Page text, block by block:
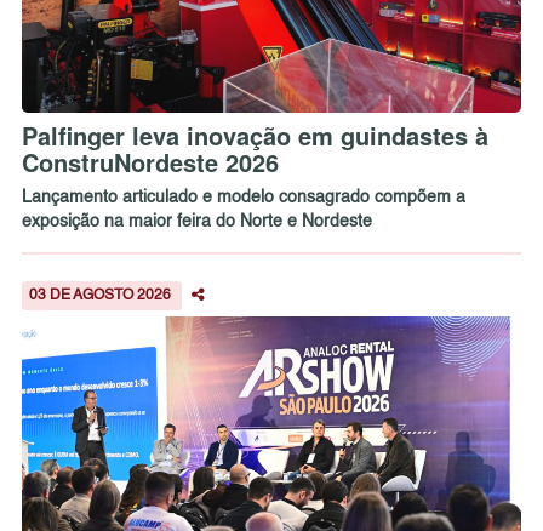
Palfinger leva inovação em guindastes à
ConstruNordeste 2026
Lançamento articulado e modelo consagrado compõem a
exposição na maior feira do Norte e Nordeste
03 DE AGOSTO 2026